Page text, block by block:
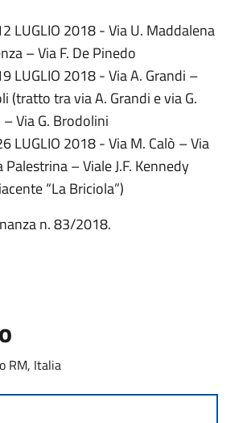
LUGLIO 2018 - Via U. Maddalena
– Via F. De Pinedo
LUGLIO 2018 - Via A. Grandi –
(tratto tra via A. Grandi e via G.
Via G. Brodolini
LUGLIO 2018 - Via M. Calò – Via
Palestrina – Viale J.F. Kennedy
“La Briciola”)
n. 83/2018.
RM, Italia